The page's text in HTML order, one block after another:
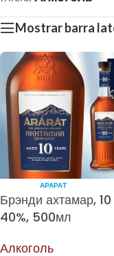
Mostrar barra
АРАРАТ
Брэнди ахтамар, 10
40%, 500мл
Алкоголь